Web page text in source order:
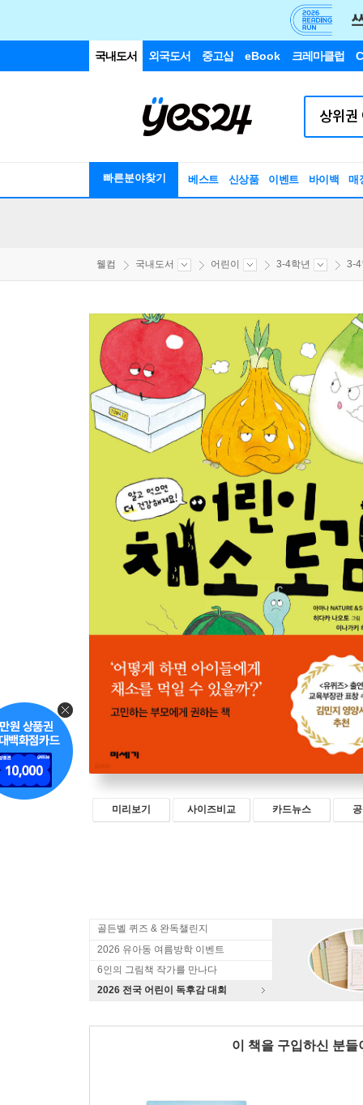
국내도서 외국도서 중고샵 eBook 크레마클럽
빠른분야찾기 베스트 신상품 이벤트 바이백 매
웰컴 국내도서 어린이 3-4학년 3-4
미리보기 사이즈비교 카드뉴스
골든벨 퀴즈 & 완독챌린지
2026 유아동 여름방학 이벤트
6인의 그림책 작가를 만나다
2026 전국 어린이 독후감 대회
이 책을 구입하신 분